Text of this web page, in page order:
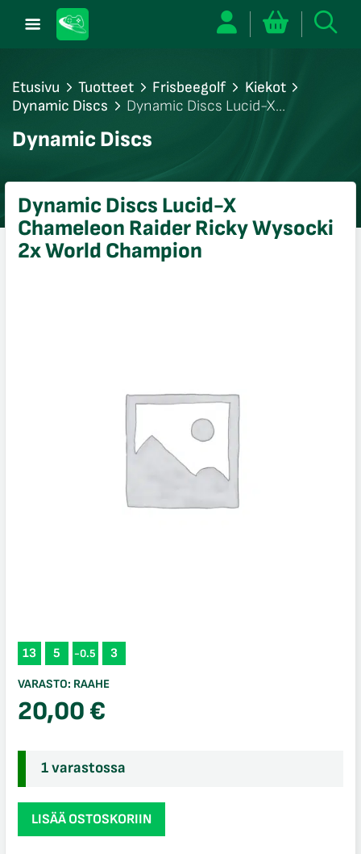
Etusivu Tuotteet Frisbeegolf
Kiekot
Dynamic Discs
Dynamic Discs Lucid-X
Champion
Dynamic Discs
Dynamic Discs Lucid-X
Chameleon Raider Ricky Wysocki
2x World Champion
13 5 -0.5 3
VARASTO: RAAHE
20,00€
1 varastossa
Dynamic
Discs
LISÄÄ OSTOSKORIIN
sulje
sulje